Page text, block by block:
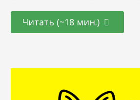
который определяет основную версию
страниц с похожим или полностью
Читать (~18 мин.)